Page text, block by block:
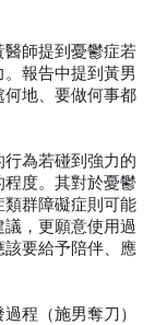
師提到憂鬱症若
報告中提到黃男
地、要做何事都
為若碰到強力的
程度。其對於憂鬱
群障礙症則可能
，更願意使用過
要給予陪伴、應
程（施男奪刀）